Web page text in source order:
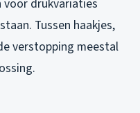
voor drukvariaties
Tussen haakjes,
verstopping meestal